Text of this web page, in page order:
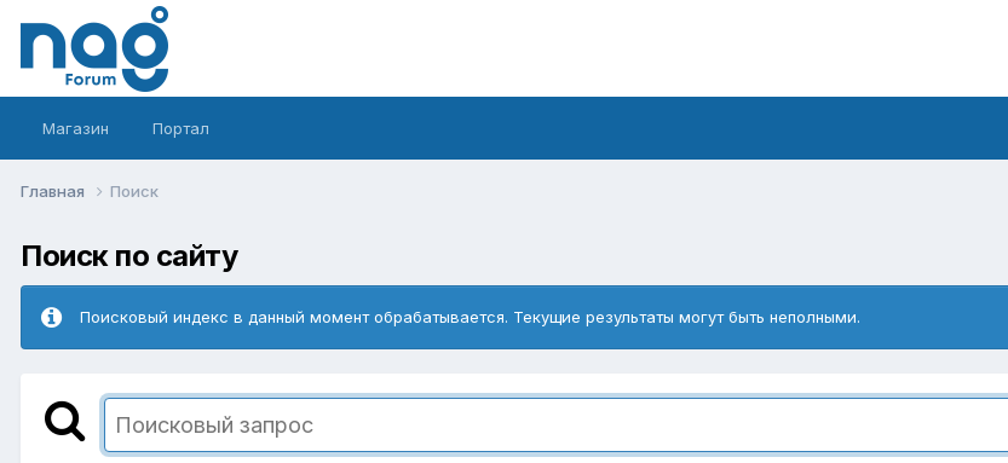
Магазин Портал
Главная Поиск
Поиск по сайту
Поисковый индекс в данный момент обрабатывается. Текущие результаты могут быть неполными.